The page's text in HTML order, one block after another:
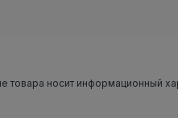
носит информационный